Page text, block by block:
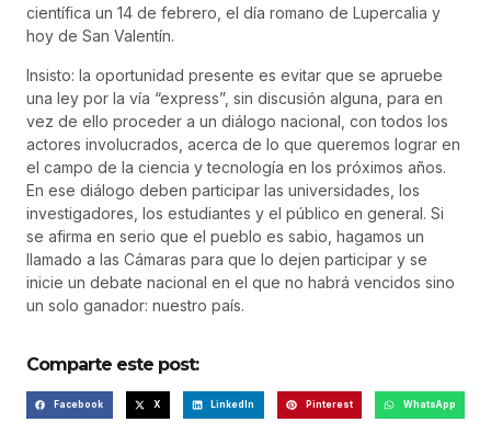
científica un 14 de febrero, el día romano de Lupercalia y
hoy de San Valentín.
Insisto: la oportunidad presente es evitar que se apruebe
una ley por la vía “express”, sin discusión alguna, para en
vez de ello proceder a un diálogo nacional, con todos los
actores involucrados, acerca de lo que queremos lograr en
el campo de la ciencia y tecnología en los próximos años.
En ese diálogo deben participar las universidades, los
investigadores, los estudiantes y el público en general. Si
se afirma en serio que el pueblo es sabio, hagamos un
llamado a las Cámaras para que lo dejen participar y se
inicie un debate nacional en el que no habrá vencidos sino
un solo ganador: nuestro país.
Comparte este post:
Facebook X LinkedIn Pinterest WhatsApp